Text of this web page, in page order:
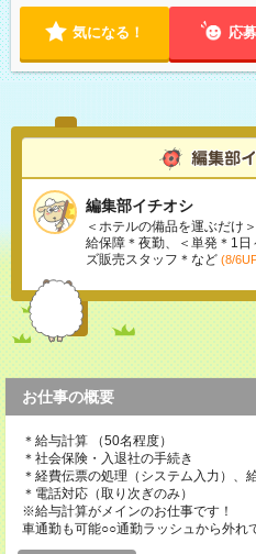
気になる！ 応
編集部イチオシ
＜ホテルの備品を運ぶだけ
給保障＊夜勤、＜単発＊1
ズ販売スタッフ＊など (8/
お仕事の概要
＊給与計算 （50名程度）
＊社会保険・入退社の手続き
＊経費伝票の処理（システム入力）、
＊電話対応（取り次ぎのみ）
※給与計算がメインのお仕事です！
車通勤も可能○○通勤ラッシュから外れ